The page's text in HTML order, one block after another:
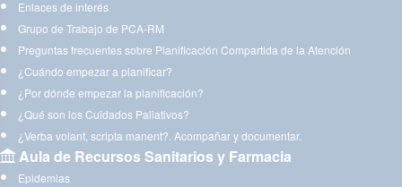
Enlaces de interés
Grupo de Trabajo de PCA-RM
Preguntas frecuentes sobre Planificación Compartida de la Atención
¿Cuándo empezar a planificar?
¿Por dónde empezar la planificación?
¿Qué son los Cuidados Paliativos?
¿Verba volant, scripta manent?. Acompañar y documentar.
Aula de Recursos Sanitarios y Farmacia
Epidemias